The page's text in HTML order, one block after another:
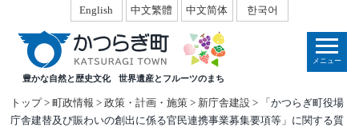
豊かな自然と歴史文化 世界遺産とフルーツのまち
English 中文繁體 中文简体 한국어
メニュー
トップ>町政情報 >政策・計画・施策 > 新庁舎建設 > 「かつらぎ町役場
庁舎建替及び賑わいの創出に係る官民連携事業募集要項等」に関する質